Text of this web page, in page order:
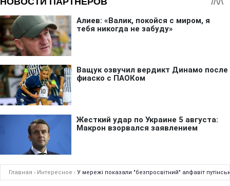
Главная › Интересное › У мережі показали "безпросвітний" алфавіт